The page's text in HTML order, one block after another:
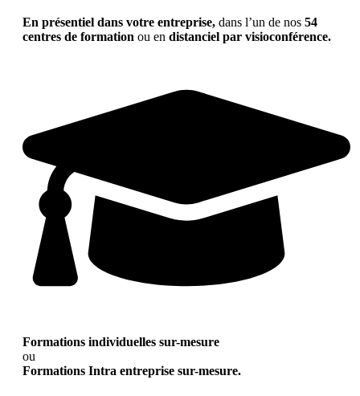
En présentiel dans votre entreprise, dans l’un de nos 54
centres de formation ou en distanciel par visioconférence.
Formations individuelles sur-mesure
ou
Formations Intra entreprise sur-mesure.